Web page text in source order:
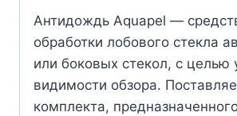
Антидождь Aquapel —
обработки лобового стекла
или боковых стекол, с целью
видимости обзора.
комплекта,